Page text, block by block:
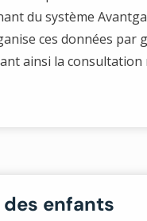
du système
ces données par
ainsi la consultation
enfants